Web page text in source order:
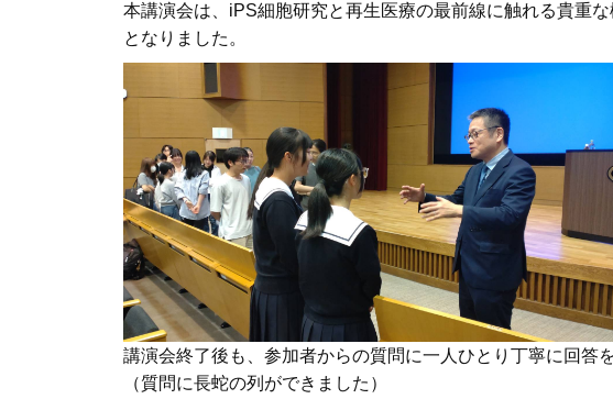
本講演会は、iPS細胞研究と再生医療の最前線に触れる貴重
となりました。
講演会終了後も、参加者からの質問に一人ひとり丁寧に回答
（質問に長蛇の列ができました）